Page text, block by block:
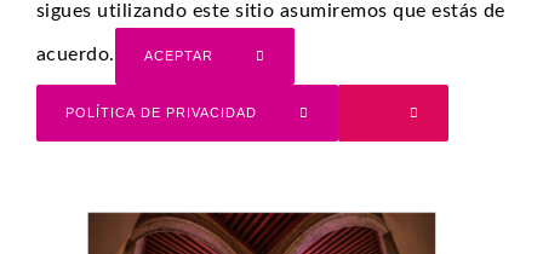
sigues utilizando este sitio asumiremos que estás de
acuerdo. ACEPTAR
POLÍTICA DE PRIVACIDAD